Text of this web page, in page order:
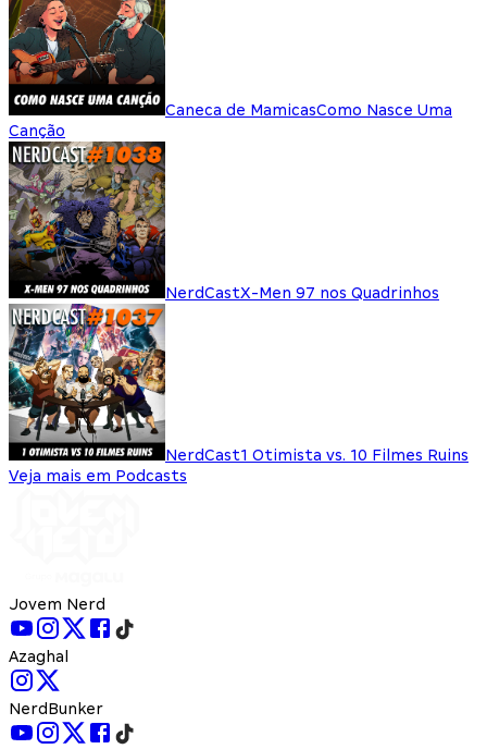
Caneca de MamicasComo Nasce Uma
Canção
NerdCastX-Men 97 nos Quadrinhos
NerdCast1 Otimista vs. 10 Filmes Ruins
Veja mais em Podcasts
Jovem Nerd
Azaghal
NerdBunker